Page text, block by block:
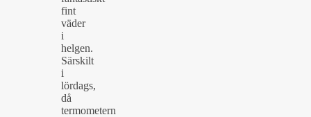
fint
väder
i
helgen.
Särskilt
i
lördags,
då
termometern